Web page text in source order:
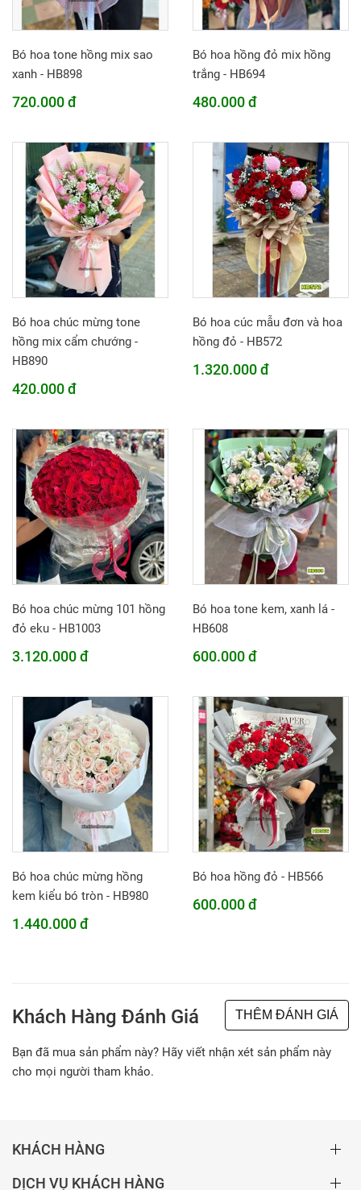
Bó hoa tone hồng mix sao
xanh - HB898
720.000 đ
Bó hoa hồng đỏ mix hồng
trắng - HB694
480.000 đ
Bó hoa chúc mừng tone
hồng mix cẩm chướng -
HB890
420.000 đ
Bó hoa cúc mẫu đơn và hoa
hồng đỏ - HB572
1.320.000 đ
Bó hoa chúc mừng 101 hồng
đỏ eku - HB1003
3.120.000 đ
Bó hoa tone kem, xanh lá -
HB608
600.000 đ
Bó hoa chúc mừng hồng
kem kiểu bó tròn - HB980
1.440.000 đ
Bó hoa hồng đỏ - HB566
600.000 đ
Khách Hàng Đánh Giá THÊM ĐÁNH GIÁ
Bạn đã mua sản phẩm này? Hãy viết nhận xét sản phẩm này
cho mọi người tham khảo.
KHÁCH HÀNG
DỊCH VỤ KHÁCH HÀNG